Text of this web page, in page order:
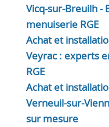
Vicq-sur-Breuilh -
menuiserie RGE
Achat et
Veyrac : experts
RGE
Achat et
Verneuil-sur-
sur mesure